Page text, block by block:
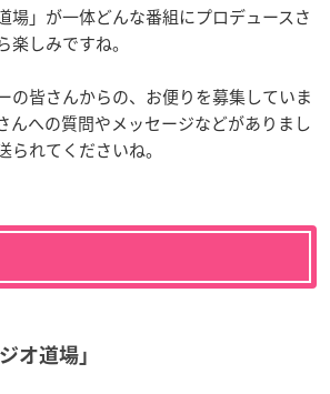
場」が一体どんな番組にプロデュースさ
楽しみですね。
の皆さんからの、お便りを募集していま
んへの質問やメッセージなどがありまし
られてくださいね。
オ道場」